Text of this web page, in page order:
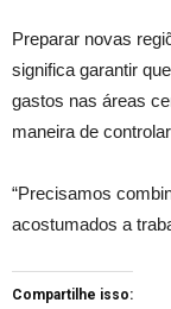
Preparar novas
significa garantir
gastos nas áreas
maneira de
“Precisamos
acostumados a
Compartilhe isso: